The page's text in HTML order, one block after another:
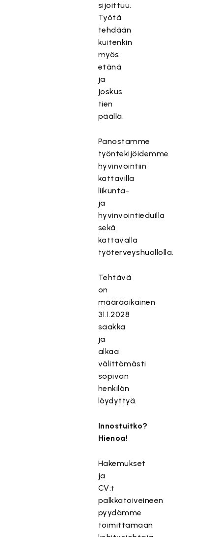
sijoittuu.
Työtä
tehdään
kuitenkin
myös
etänä
ja
joskus
tien
päällä.
Panostamme
työntekijöidemme
hyvinvointiin
kattavilla
liikunta-
ja
hyvinvointieduilla
sekä
kattavalla
työterveyshuollolla.
Tehtävä
on
määräaikainen
31.1.2028
saakka
ja
alkaa
välittömästi
sopivan
henkilön
löydyttyä.
Innostuitko?
Hienoa!
Hakemukset
ja
CV:t
palkkatoiveineen
pyydämme
toimittamaan